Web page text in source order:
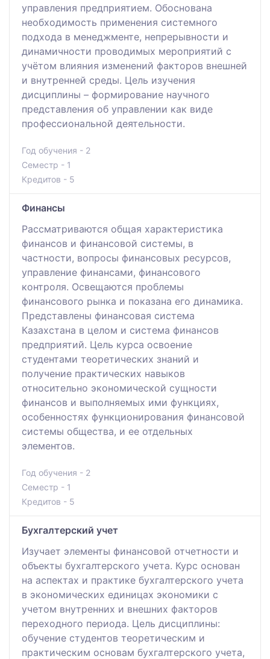
управления предприятием. Обоснована
необходимость применения системного
подхода в менеджменте, непрерывности и
динамичности проводимых мероприятий с
учётом влияния изменений факторов внешней
и внутренней среды. Цель изучения
дисциплины – формирование научного
представления об управлении как виде
профессиональной деятельности.
Год обучения - 2
Семестр - 1
Кредитов - 5
Финансы
Рассматриваются общая характеристика
финансов и финансовой системы, в
частности, вопросы финансовых ресурсов,
управление финансами, финансового
контроля. Освещаются проблемы
финансового рынка и показана его динамика.
Представлены финансовая система
Казахстана в целом и система финансов
предприятий. Цель курса освоение
студентами теоретических знаний и
получение практических навыков
относительно экономической сущности
финансов и выполняемых ими функциях,
особенностях функционирования финансовой
системы общества, и ее отдельных
элементов.
Год обучения - 2
Семестр - 1
Кредитов - 5
Бухгалтерский учет
Изучает элементы финансовой отчетности и
объекты бухгалтерского учета. Курс основан
на аспектах и практике бухгалтерского учета
в экономических единицах экономики с
учетом внутренних и внешних факторов
переходного периода. Цель дисциплины:
обучение студентов теоретическим и
практическим основам бухгалтерского учета,